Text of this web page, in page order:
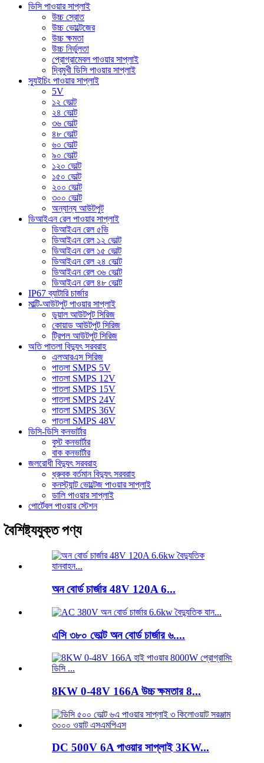
ডিসি পাওয়ার সাপ্লাই
উচ্চ স্রোত
উচ্চ ভোল্টেজের
উচ্চ ক্ষমতা
উচ্চ নির্ভুলতা
প্রোগ্রামেবল পাওয়ার সাপ্লাই
দ্বিমুখী ডিসি পাওয়ার সাপ্লাই
স্যুইচিং পাওয়ার সাপ্লাই
5V
১২ ভোল্ট
২৪ ভোল্ট
৩৬ ভোল্ট
৪৮ ভোল্ট
৬০ ভোল্ট
৯০ ভোল্ট
১২০ ভোল্ট
১৫০ ভোল্ট
২০০ ভোল্ট
৩০০ ভোল্ট
অন্যান্য আউটপুট
ডিআইএন রেল পাওয়ার সাপ্লাই
ডিআইএন রেল ৫ভি
ডিআইএন রেল ১২ ভোল্ট
ডিআইএন রেল ১৫ ভোল্ট
ডিআইএন রেল ২৪ ভোল্ট
ডিআইএন রেল ৩৬ ভোল্ট
ডিআইএন রেল ৪৮ ভোল্ট
IP67 ব্যাটারি চার্জার
মাল্টি-আউটপুট পাওয়ার সাপ্লাই
ডুয়াল আউটপুট সিরিজ
কোয়াড আউটপুট সিরিজ
ট্রিপল আউটপুট সিরিজ
অতি পাতলা বিদ্যুৎ সরবরাহ
এলআরএস সিরিজ
পাতলা SMPS 5V
পাতলা SMPS 12V
পাতলা SMPS 15V
পাতলা SMPS 24V
পাতলা SMPS 36V
পাতলা SMPS 48V
ডিসি-ডিসি কনভার্টার
বুস্ট কনভার্টার
বাক কনভার্টার
জলরোধী বিদ্যুৎ সরবরাহ
ধ্রুবক বর্তমান বিদ্যুৎ সরবরাহ
কনস্ট্যান্ট ভোল্টেজ পাওয়ার সাপ্লাই
ডালি পাওয়ার সাপ্লাই
পোর্টেবল পাওয়ার স্টেশন
বৈশিষ্ট্যযুক্ত পণ্য
অন ​​বোর্ড চার্জার 48V 120A 6...
এসি ৩৮০ ভোল্ট অন বোর্ড চার্জার ৬....
8KW 0-48V 166A উচ্চ ক্ষমতার 8...
DC 500V 6A পাওয়ার সাপ্লাই 3KW...